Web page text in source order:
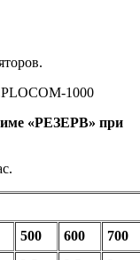
«РЕЗЕРВ» при
500 600 700